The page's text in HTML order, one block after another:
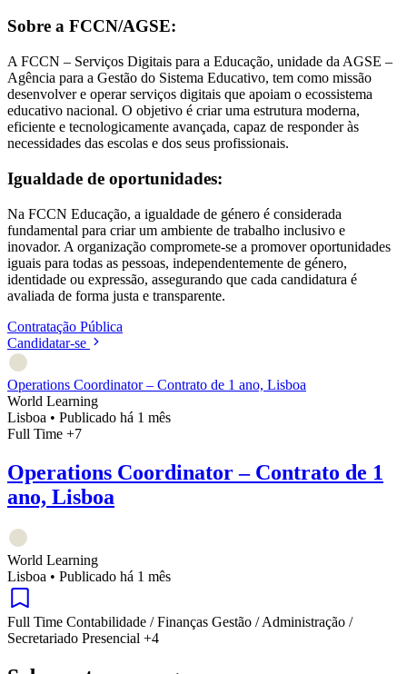
Sobre a FCCN/AGSE:
A FCCN – Serviços Digitais para a Educação, unidade da AGSE –
Agência para a Gestão do Sistema Educativo, tem como missão
desenvolver e operar serviços digitais que apoiam o ecossistema
educativo nacional. O objetivo é criar uma estrutura moderna,
eficiente e tecnologicamente avançada, capaz de responder às
necessidades das escolas e dos seus profissionais.
Igualdade de oportunidades:
Na FCCN Educação, a igualdade de género é considerada
fundamental para criar um ambiente de trabalho inclusivo e
inovador. A organização compromete-se a promover oportunidades
iguais para todas as pessoas, independentemente de género,
identidade ou expressão, assegurando que cada candidatura é
avaliada de forma justa e transparente.
Contratação Pública
Candidatar-se
Operations Coordinator – Contrato de 1 ano, Lisboa
World Learning
Lisboa • Publicado há 1 mês
Full Time +7
Operations Coordinator – Contrato de 1
ano, Lisboa
World Learning
Lisboa • Publicado há 1 mês
Full Time Contabilidade / Finanças Gestão / Administração /
Secretariado Presencial +4